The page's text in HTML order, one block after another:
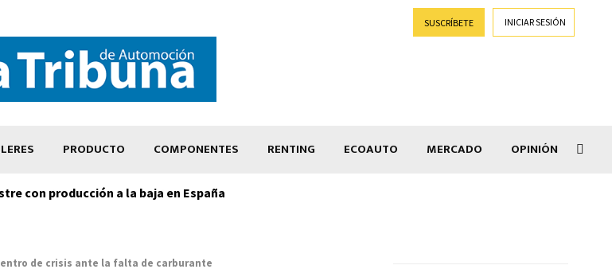
SUSCRÍBETE INICIAR SESIÓN
PRODUCTO COMPONENTES RENTING ECOAUTO MERCADO OPINIÓN
con producción a la baja en España
de crisis ante la falta de carburante